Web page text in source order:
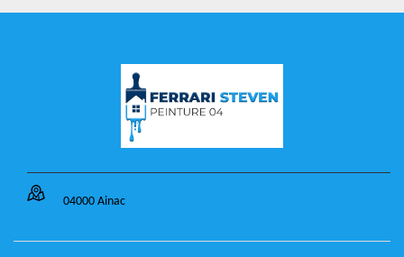
04000 Ainac